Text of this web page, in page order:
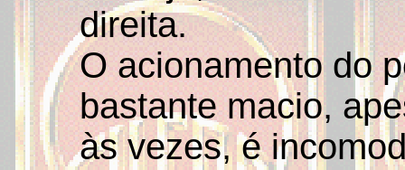
direita.
O acionamento do
bastante macio,
às vezes, é